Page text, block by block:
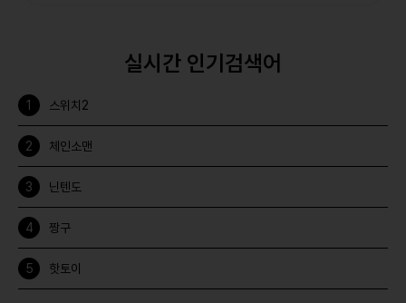
실시간 인기검색어
스위치2
체인소맨
닌텐도
짱구
핫토이